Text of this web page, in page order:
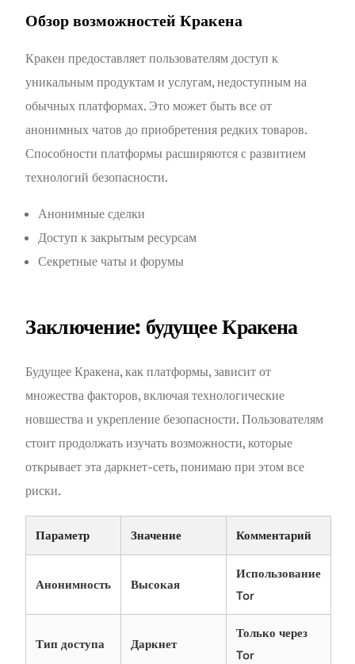
Обзор возможностей Кракена
Кракен предоставляет пользователям доступ к
уникальным продуктам и услугам, недоступным на
обычных платформах. Это может быть все от
анонимных чатов до приобретения редких товаров.
Способности платформы расширяются с развитием
технологий безопасности.
Анонимные сделки
Доступ к закрытым ресурсам
Секретные чаты и форумы
Заключение: будущее Кракена
Будущее Кракена, как платформы, зависит от
множества факторов, включая технологические
новшества и укрепление безопасности. Пользователям
стоит продолжать изучать возможности, которые
открывает эта даркнет-сеть, понимаю при этом все
риски.
Параметр Значение Комментарий
Анонимность Высокая
Использование
Tor
Тип доступа Даркнет
Только через
Tor